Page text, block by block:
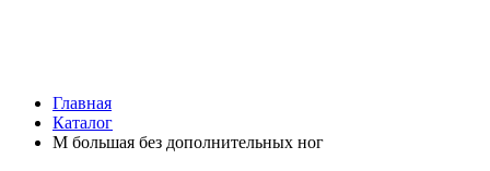
Главная
Каталог
М большая без дополнительных ног